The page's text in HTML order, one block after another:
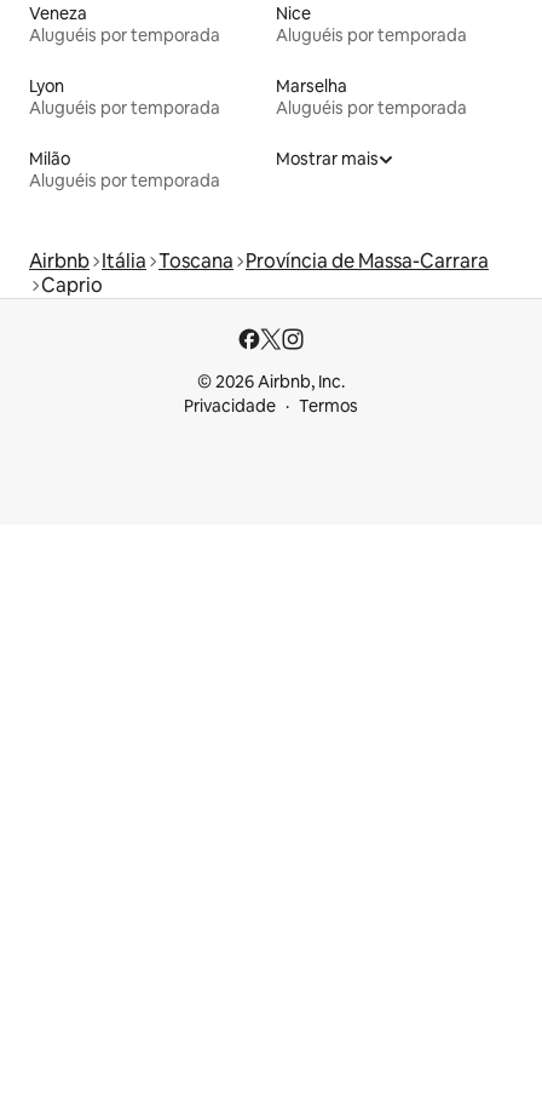
Veneza
Aluguéis por temporada
Nice
Aluguéis por temporada
Lyon
Aluguéis por temporada
Marselha
Aluguéis por temporada
Milão
Aluguéis por temporada
Mostrar mais
Airbnb Itália Toscana Província de Massa-Carrara
Caprio
© 2026 Airbnb, Inc.
Privacidade
Termos